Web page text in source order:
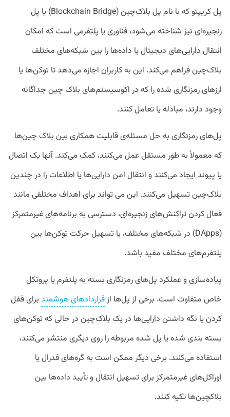
پل کریپتو که با نام پل بلاک‌چین (Blockchain Bridge) یا پل
زنجیره‌ای نیز شناخته می‌شود، فناوری یا پلتفرمی است که امکان
انتقال دارایی‌های دیجیتال یا داده‌ها را بین شبکه‌های مختلف
بلاک‌چین فراهم می‌کند. این به کاربران اجازه می‌دهد تا توکن‌ها یا
ارزهای رمزنگاری شده را که در اکوسیستم‌های بلاک چین جداگانه
وجود دارند، مبادله یا تعامل کنند.
پل‌های رمزنگاری به حل مسئله‌ی قابلیت همکاری بین بلاک چین‌ها
که معمولاً به طور مستقل عمل می‌کنند، کمک می‌کند. آنها یک اتصال
یا پیوند ایجاد می‌کنند و انتقال امن دارایی‌ها یا اطلاعات را در چندین
بلاک‌چین تسهیل می‌کنند. این می تواند برای اهداف مختلفی مانند
فعال کردن تراکنش‌های زنجیره‌ای، دسترسی به برنامه‌های غیرمتمرکز
(DApps) در شبکه‌های مختلف، یا تسهیل حرکت توکن‌ها بین
پلتفرم‌های مختلف مفید باشد.
پیاده‌سازی و عملکرد پل‌های رمزنگاری بسته به پلتفرم یا پروتکل
خاص متفاوت است. برخی از پل‌ها ازقراردادهای هوشمند برای قفل
کردن یا نگه داشتن دارایی‌ها در یک بلاک‌چین در حالی که توکن‌های
بسته بندی شده یا پل شده مربوطه را روی دیگری منتشر می‌کنند،
استفاده می‌کنند. برخی دیگر ممکن است به گره‌های فدرال یا
اوراکل‌های غیرمتمرکز برای تسهیل انتقال و تأیید داده‌ها بین
بلاکچین‌ها تکیه کنند.